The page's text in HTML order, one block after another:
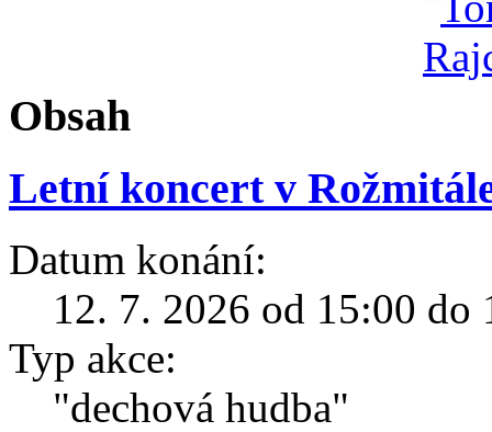
Obsah
Letní koncert v
Datum konání:
12. 7. 2026 od 15:00 do
Typ akce:
"dechová hudba"